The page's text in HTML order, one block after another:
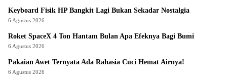
Keyboard Fisik HP Bangkit Lagi Bukan Sekadar Nostalgia
6 Agustus 2026
Roket SpaceX 4 Ton Hantam Bulan Apa Efeknya Bagi Bumi
6 Agustus 2026
Pakaian Awet Ternyata Ada Rahasia Cuci Hemat Airnya!
6 Agustus 2026